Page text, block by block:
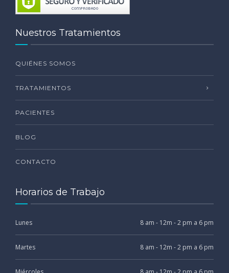
Nuestros Tratamientos
QUIÉNES SOMOS
TRATAMIENTOS
PACIENTES
BLOG
CONTACTO
Horarios de Trabajo
Lunes 8 am - 12m - 2 pm a 6 pm
Martes 8 am - 12m - 2 pm a 6 pm